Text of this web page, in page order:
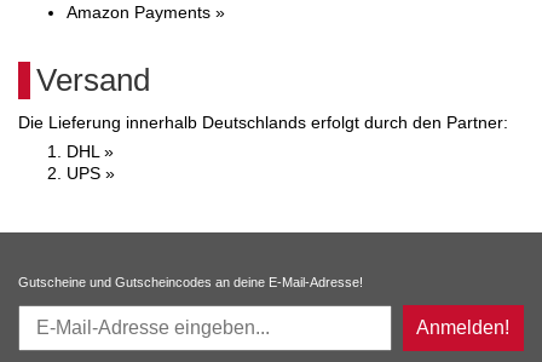
Amazon Payments »
Versand
Die Lieferung innerhalb Deutschlands erfolgt durch den Partner:
DHL »
UPS »
Gutscheine und Gutscheincodes an deine E-Mail-Adresse!
Anmelden!